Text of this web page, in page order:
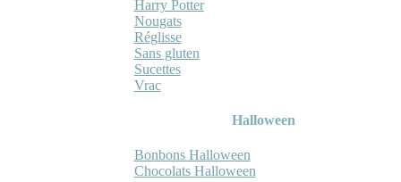
Harry Potter
Nougats
Réglisse
Sans gluten
Sucettes
Vrac
Halloween
Bonbons Halloween
Chocolats Halloween